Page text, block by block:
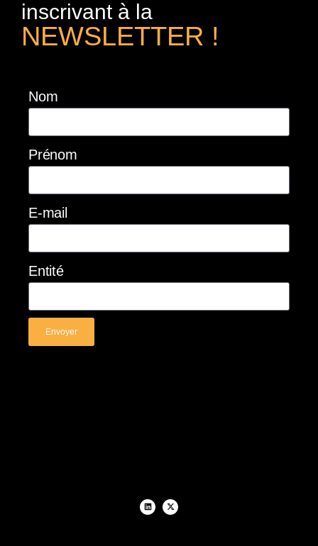
inscrivant à la
NEWSLETTER !
Nom
Prénom
E-mail
Entité
Envoyer